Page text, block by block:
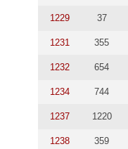
1229 37
1231 355
1232 654
1234 744
1237 1220
1238 359